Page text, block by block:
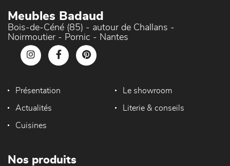
Meubles Badaud
Bois-de-Céné (85) - autour de Challans -
Noirmoutier - Pornic - Nantes
Présentation Le showroom
Actualités Literie & conseils
Cuisines
Nos produits